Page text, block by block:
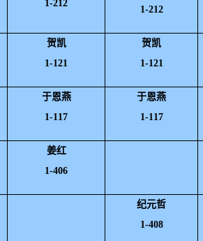
1-212
1-212
贺凯
1-121
贺凯
1-121
于恩燕
1-117
于恩燕
1-117
姜红
1-406
纪元哲
1-408